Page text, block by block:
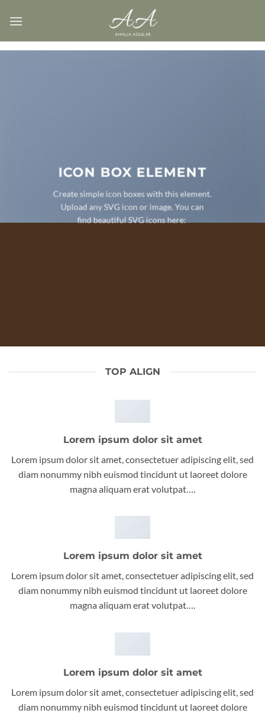
ICON BOX ELEMENT
Create simple icon boxes with this element.
Upload any SVG icon or image. You can
find beautiful SVG icons here:
TOP ALIGN
Lorem ipsum dolor sit amet
Lorem ipsum dolor sit amet, consectetuer adipiscing elit, sed
diam nonummy nibh euismod tincidunt ut laoreet dolore
magna aliquam erat volutpat….
Lorem ipsum dolor sit amet
Lorem ipsum dolor sit amet, consectetuer adipiscing elit, sed
diam nonummy nibh euismod tincidunt ut laoreet dolore
magna aliquam erat volutpat….
Lorem ipsum dolor sit amet
Lorem ipsum dolor sit amet, consectetuer adipiscing elit, sed
diam nonummy nibh euismod tincidunt ut laoreet dolore